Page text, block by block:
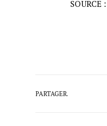
SOURCE
PARTAGER.